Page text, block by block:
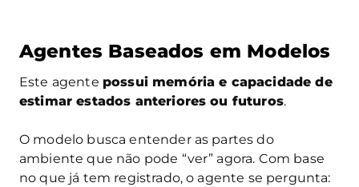
Agentes Baseados em Modelos
Este agente possui memória e capacidade de
estimar estados anteriores ou futuros.
O modelo busca entender as partes do
ambiente que não pode “ver” agora. Com base
no que já tem registrado, o agente se pergunta: